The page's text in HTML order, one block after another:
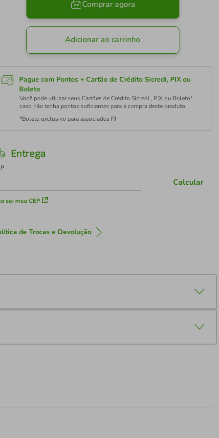
Comprar agora
Adicionar ao carrinho
Pague com Pontos + Cartão de Crédito Sicredi, PIX ou
Boleto
Você pode utilizar seus Cartões de Crédito Sicredi , PIX ou Boleto*
caso não tenha pontos suficientes para a compra deste produto.
*Boleto exclusivo para associados PJ
Entrega
sei meu CEP
Calcular
de Trocas e Devolução